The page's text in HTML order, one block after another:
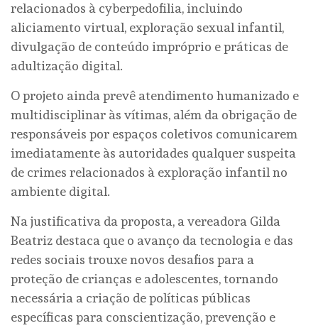
relacionados à cyberpedofilia, incluindo
aliciamento virtual, exploração sexual infantil,
divulgação de conteúdo impróprio e práticas de
adultização digital.
O projeto ainda prevê atendimento humanizado e
multidisciplinar às vítimas, além da obrigação de
responsáveis por espaços coletivos comunicarem
imediatamente às autoridades qualquer suspeita
de crimes relacionados à exploração infantil no
ambiente digital.
Na justificativa da proposta, a vereadora Gilda
Beatriz destaca que o avanço da tecnologia e das
redes sociais trouxe novos desafios para a
proteção de crianças e adolescentes, tornando
necessária a criação de políticas públicas
específicas para conscientização, prevenção e